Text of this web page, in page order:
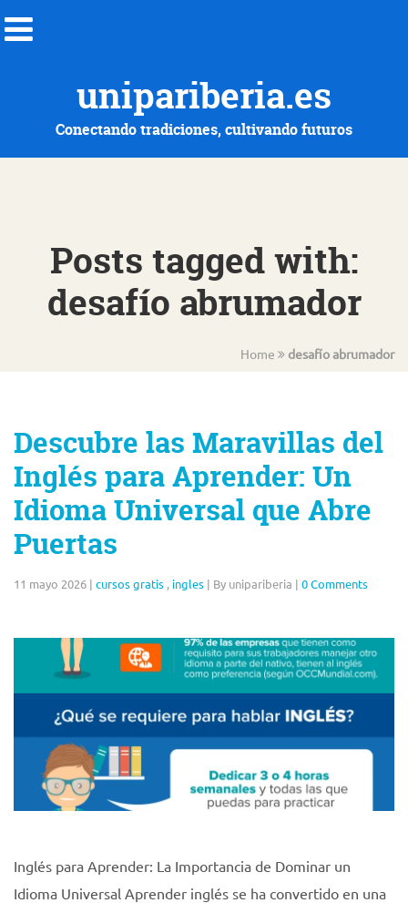
unipariberia.es
Conectando tradiciones, cultivando futuros
Posts tagged with:
desafío abrumador
Home desafío abrumador
Descubre las Maravillas del
Inglés para Aprender: Un
Idioma Universal que Abre
Puertas
11 mayo 2026 | cursos gratis , ingles | By unipariberia | 0 Comments
Inglés para Aprender: La Importancia de Dominar un
Idioma Universal Aprender inglés se ha convertido en una